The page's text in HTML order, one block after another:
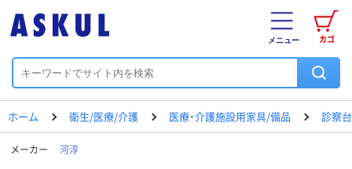
カゴ
メニュー
ホーム 衛生/医療/介護 医療・介護施設用家具/備品 診察
メーカー 河淳